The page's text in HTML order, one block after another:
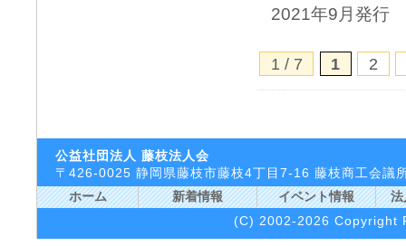
2021年9月発行
1 / 7 1 2
公益社団法人 藤枝法人会
〒426-0025 静岡県藤枝市藤枝4丁目7-16 藤枝商工
ホーム
新着情報 イベント情報
法
(C) 2002-2026 Copyright